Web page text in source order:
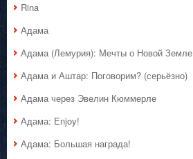
Rina
Адама
Адама (Лемурия): Мечты о Новой Земле
Адама и Аштар: Поговорим? (серьёзно)
Адама через Эвелин Кюммерле
Адама: Enjoy!
Адама: Большая награда!